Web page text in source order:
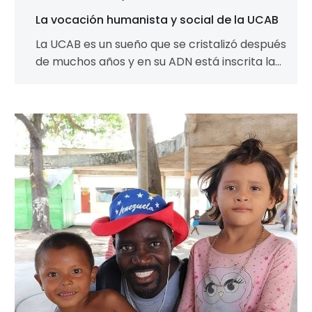
La vocación humanista y social de la UCAB
La UCAB es un sueño que se cristalizó después
de muchos años y en su ADN está inscrita la
fe
no
se
cuelga
de
un
árbol